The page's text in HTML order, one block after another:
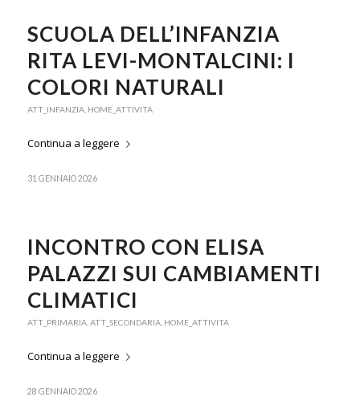
SCUOLA DELL’INFANZIA
RITA LEVI-MONTALCINI: I
COLORI NATURALI
ATT_INFANZIA, HOME_ATTIVITA
Continua a leggere
31 GENNAIO 2026
INCONTRO CON ELISA
PALAZZI SUI CAMBIAMENTI
CLIMATICI
ATT_PRIMARIA, ATT_SECONDARIA, HOME_ATTIVITA
Continua a leggere
28 GENNAIO 2026